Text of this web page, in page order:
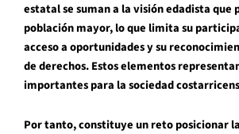
estatal se suman a la visión edadista que
población mayor, lo que limita su
acceso a oportunidades y su
de derechos. Estos elementos
importantes para la sociedad
Por tanto, constituye un reto posicionar la